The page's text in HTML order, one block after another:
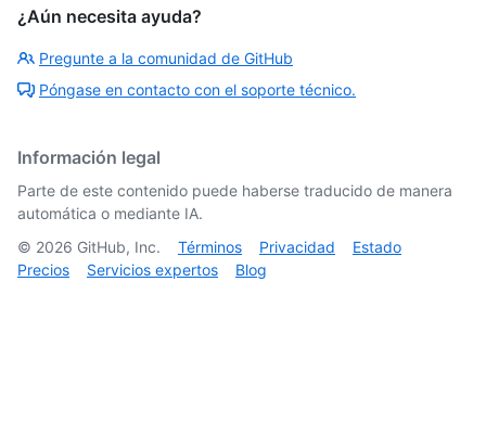
¿Aún necesita ayuda?
Pregunte a la comunidad de GitHub
Póngase en contacto con el soporte técnico.
Información legal
Parte de este contenido puede haberse traducido de manera
automática o mediante IA.
© 2026 GitHub, Inc. Términos Privacidad
Estado
Precios
Servicios expertos Blog